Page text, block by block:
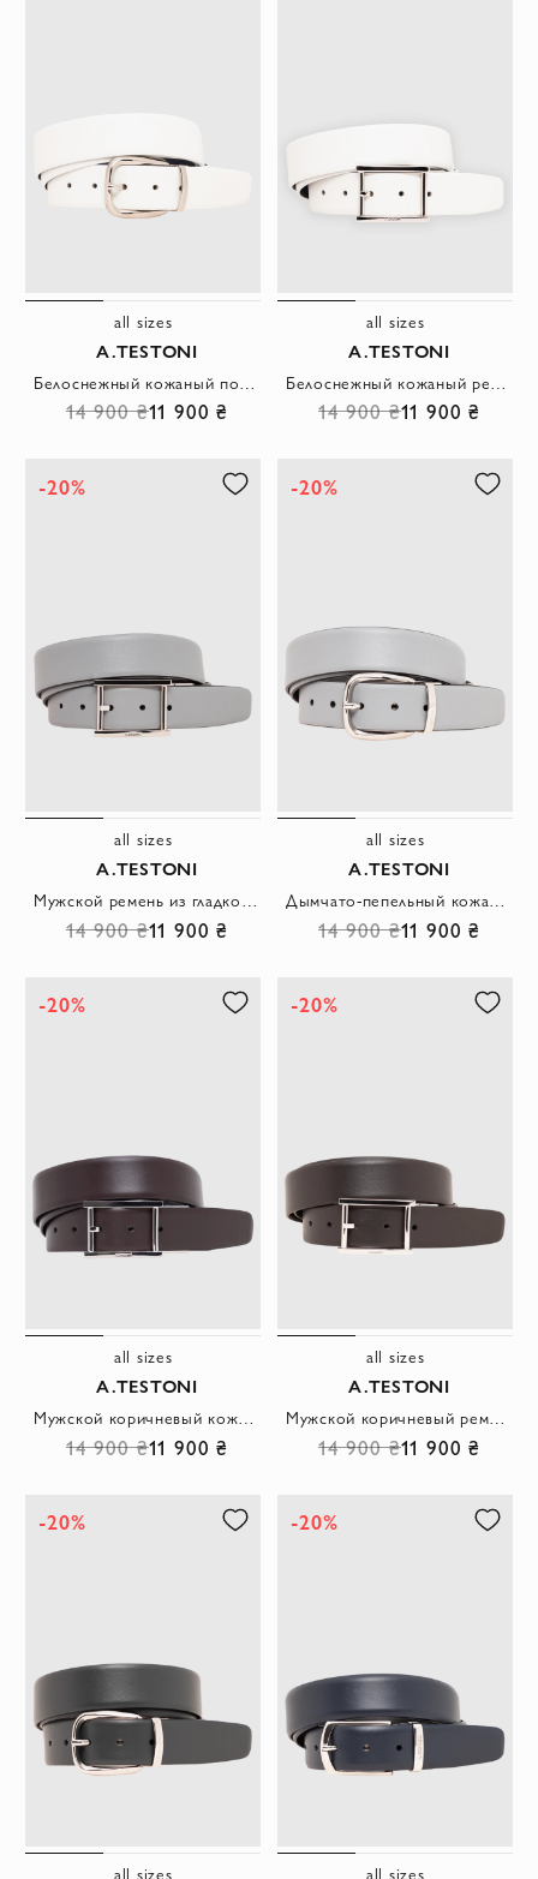
all sizes
A.TESTONI
14 900 ₴11 900 ₴
all sizes
A.TESTONI
14 900 ₴11 900 ₴
-20%
all sizes
A.TESTONI
14 900 ₴11 900 ₴
-20%
all sizes
A.TESTONI
14 900 ₴11 900 ₴
-20%
all sizes
A.TESTONI
14 900 ₴11 900 ₴
-20%
all sizes
A.TESTONI
14 900 ₴11 900 ₴
-20%
all sizes
-20%
all sizes